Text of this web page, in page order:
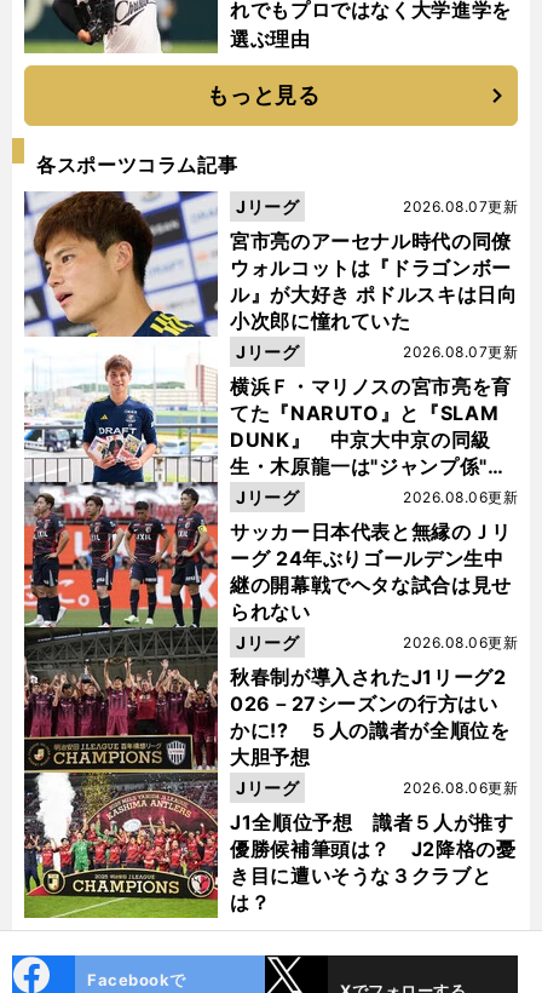
れでもプロではなく大学進学を
選ぶ理由
もっと見る
各スポーツコラム記事
宮市亮のアーセナル時代の同僚
ウォルコットは『ドラゴンボー
ル』が大好き ポドルスキは日向
小次郎に憧れていた
2026.08.07更新
Jリーグ
横浜Ｆ・マリノスの宮市亮を育
てた『NARUTO』と『SLAM
DUNK』 中京大中京の同級
生・木原龍一は"ジャンプ係"だ
った
2026.08.07更新
Jリーグ
サッカー日本代表と無縁のＪリ
ーグ 24年ぶりゴールデン生中
継の開幕戦でヘタな試合は見せ
られない
2026.08.06更新
Jリーグ
秋春制が導入されたJ1リーグ2
026－27シーズンの行方はい
かに!? ５人の識者が全順位を
大胆予想
2026.08.06更新
Jリーグ
J1全順位予想 識者５人が推す
優勝候補筆頭は？ J2降格の憂
き目に遭いそうな３クラブと
は？
2026.08.06更新
Jリーグ
Facebookで